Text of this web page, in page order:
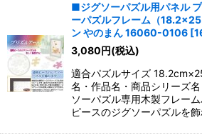
絞り込む
■ジグソーパズル用パネル
ーパズルフレーム（
ン やのまん 16060-0106 [
3,080円(税込)
適合パズルサイズ
名・作品名・商品シリーズ
ソーパズル専用木製フレー
ピースのジグソーパズルを